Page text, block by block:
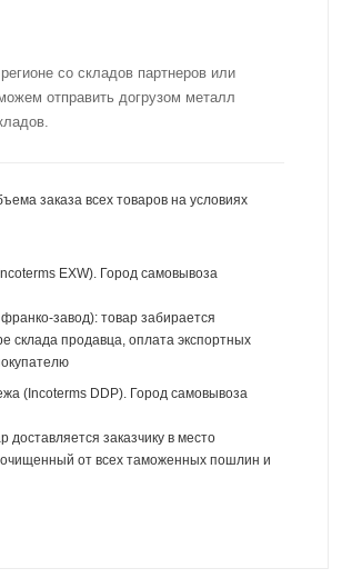
со складов партнеров или
отправить догрузом металл
заказа всех товаров на условиях
EXW). Город самовывоза
завод): товар забирается
склада продавца, оплата экспортных
(Incoterms DDP). Город самовывоза
доставляется заказчику в место
очищенный от всех таможенных пошлин и